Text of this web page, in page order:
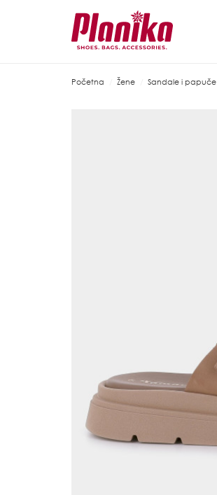
Početna Žene Sandale i papuče